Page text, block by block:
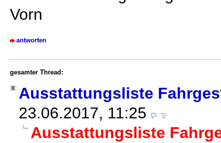
Vorn
antworten
gesamter Thread:
Ausstattungsliste
23.06.2017, 11:25
Ausstattungsliste